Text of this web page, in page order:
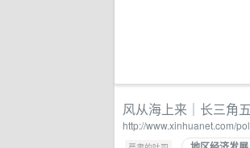
风从海上来｜长三角
http://www.xinhuanet.com/